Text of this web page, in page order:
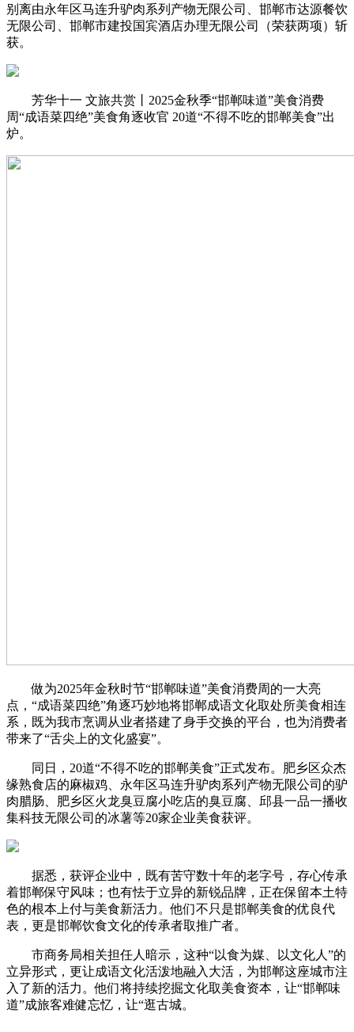
别离由永年区马连升驴肉系列产物无限公司、邯郸市达源餐饮
无限公司、邯郸市建投国宾酒店办理无限公司（荣获两项）斩
获。
芳华十一 文旅共赏丨2025金秋季“邯郸味道”美食消费
周“成语菜四绝”美食角逐收官 20道“不得不吃的邯郸美食”出
炉。
做为2025年金秋时节“邯郸味道”美食消费周的一大亮
点，“成语菜四绝”角逐巧妙地将邯郸成语文化取处所美食相连
系，既为我市烹调从业者搭建了身手交换的平台，也为消费者
带来了“舌尖上的文化盛宴”。
同日，20道“不得不吃的邯郸美食”正式发布。肥乡区众杰
缘熟食店的麻椒鸡、永年区马连升驴肉系列产物无限公司的驴
肉腊肠、肥乡区火龙臭豆腐小吃店的臭豆腐、邱县一品一播收
集科技无限公司的冰薯等20家企业美食获评。
据悉，获评企业中，既有苦守数十年的老字号，存心传承
着邯郸保守风味；也有怯于立异的新锐品牌，正在保留本土特
色的根本上付与美食新活力。他们不只是邯郸美食的优良代
表，更是邯郸饮食文化的传承者取推广者。
市商务局相关担任人暗示，这种“以食为媒、以文化人”的
立异形式，更让成语文化活泼地融入大活，为邯郸这座城市注
入了新的活力。他们将持续挖掘文化取美食资本，让“邯郸味
道”成旅客难健忘忆，让“逛古城。